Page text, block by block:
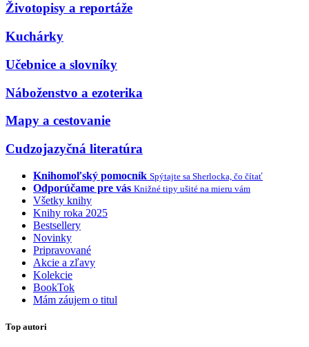
Životopisy a reportáže
Kuchárky
Učebnice a slovníky
Náboženstvo a ezoterika
Mapy a cestovanie
Cudzojazyčná literatúra
Knihomoľský pomocník Spýtajte sa Sherlocka, čo čítať
Odporúčame pre vás Knižné tipy ušité na mieru vám
Všetky knihy
Knihy roka 2025
Bestsellery
Novinky
Pripravované
Akcie a zľavy
Kolekcie
BookTok
Mám záujem o titul
Top autori